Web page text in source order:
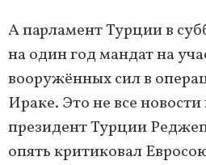
А парламент Турции в
на один год мандат на
вооружённых сил в
Ираке. Это не все
президент Турции
опять критиковал